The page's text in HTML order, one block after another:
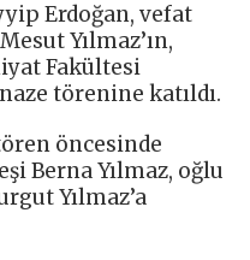
Erdoğan, vefat
Yılmaz’ın,
Fakültesi
törenine katıldı.
öncesinde
Berna Yılmaz, oğlu
Yılmaz’a